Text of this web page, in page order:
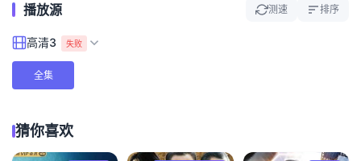
播放源 测速 排序
高清3 失败
全集
猜你喜欢